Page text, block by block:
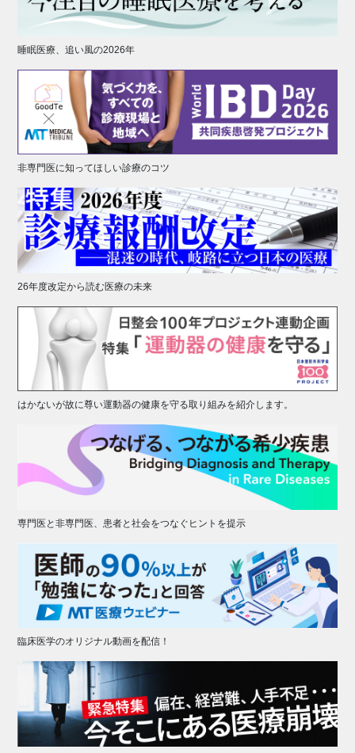
睡眠医療、追い風の2026年
非専門医に知ってほしい診療のコツ
26年度改定から読む医療の未来
はかないが故に尊い運動器の健康を守る取り組みを紹介します。
専門医と非専門医、患者と社会をつなぐヒントを提示
臨床医学のオリジナル動画を配信！